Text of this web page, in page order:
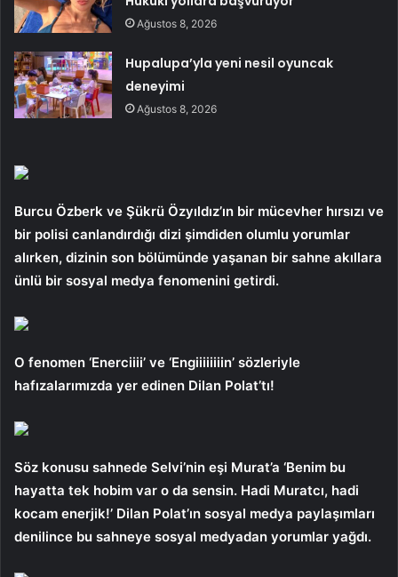
Ağustos 8, 2026
Hupalupa’yla yeni nesil oyuncak
deneyimi
Ağustos 8, 2026
Burcu Özberk ve Şükrü Özyıldız’ın bir mücevher hırsızı ve
bir polisi canlandırdığı dizi şimdiden olumlu yorumlar
alırken, dizinin son bölümünde yaşanan bir sahne akıllara
ünlü bir sosyal medya fenomenini getirdi.
O fenomen ‘Enerciiii’ ve ‘Engiiiiiiiin’ sözleriyle
hafızalarımızda yer edinen Dilan Polat’tı!
Söz konusu sahnede Selvi’nin eşi Murat’a ‘Benim bu
hayatta tek hobim var o da sensin. Hadi Muratcı, hadi
kocam enerjik!’ Dilan Polat’ın sosyal medya paylaşımları
denilince bu sahneye sosyal medyadan yorumlar yağdı.